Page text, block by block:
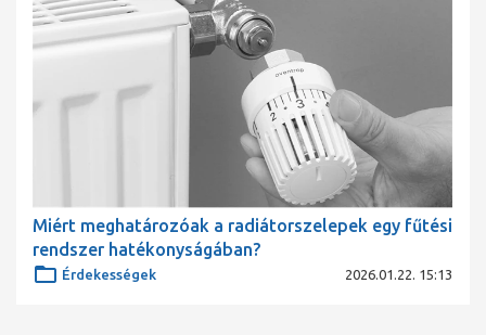
Miért meghatározóak a radiátorszelepek egy fűtési
rendszer hatékonyságában?
Érdekességek 2026.01.22. 15:13